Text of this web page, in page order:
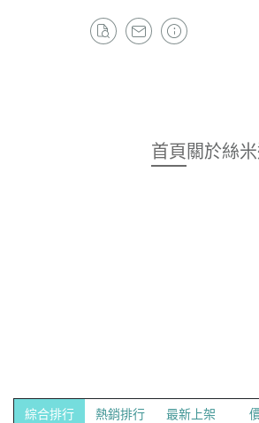
首頁 關於絲
綜合排行 熱銷排行 最新上架